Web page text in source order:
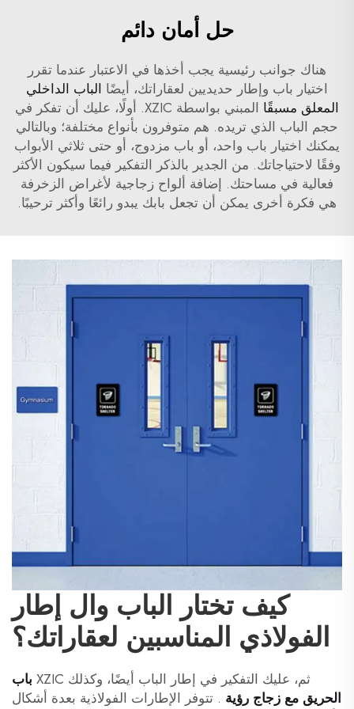
حل أمان دائم
هناك جوانب رئيسية يجب أخذها في الاعتبار عندما تقرر
اختيار باب وإطار حديديين لعقاراتك، أيضًا الباب الداخلي
المعلق مسبقًا
المبني بواسطة XZIC. أولًا، عليك أن تفكر في
حجم الباب الذي تريده. هم متوفرون بأنواع مختلفة؛ وبالتالي
يمكنك اختيار باب واحد، أو باب مزدوج، أو حتى ثلاثي الأبواب
وفقًا لاحتياجاتك. من الجدير بالذكر التفكير فيما سيكون الأكثر
فعالية في مساحتك. إضافة ألواح زجاجية لأغراض الزخرفة
هي فكرة أخرى يمكن أن تجعل بابك يبدو رائعًا وأكثر ترحيبًا.
كيف تختار الباب وال إطار
الفولاذي المناسبين لعقاراتك؟
ثم، عليك التفكير في إطار الباب أيضًا، وكذلك XZIC
باب
الحريق مع زجاج رؤية . تتوفر الإطارات الفولاذية بعدة أشكال